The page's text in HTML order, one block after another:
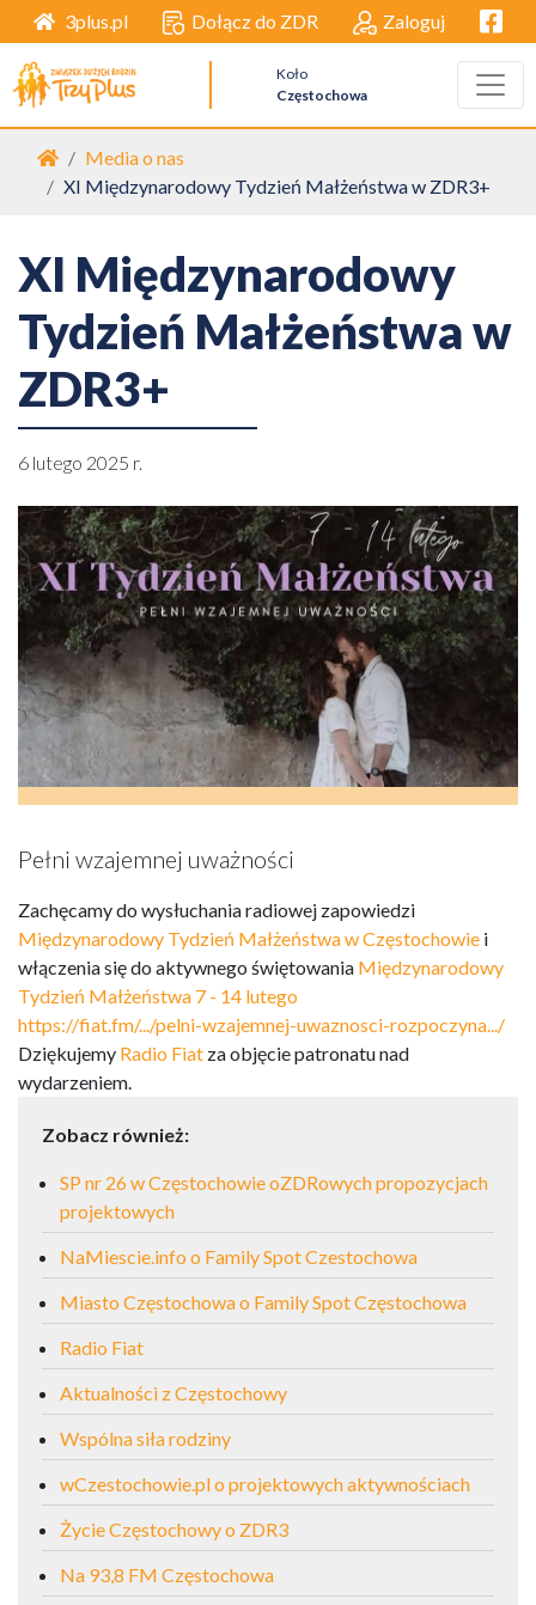
3plus.pl Dołącz do ZDR Zaloguj
Koło
Częstochowa
Strona główna
Media o nas
XI Międzynarodowy Tydzień Małżeństwa w ZDR3+
XI Międzynarodowy
Tydzień Małżeństwa w
ZDR3+
6 lutego 2025 r.
Pełni wzajemnej uważności
Zachęcamy do wysłuchania radiowej zapowiedzi
Międzynarodowy Tydzień Małżeństwa w Częstochowie i
włączenia się do aktywnego świętowania Międzynarodowy
Tydzień Małżeństwa 7 - 14 lutego
https://fiat.fm/.../pelni-wzajemnej-uwaznosci-rozpoczyna.../
Dziękujemy Radio Fiat za objęcie patronatu nad
wydarzeniem.
Zobacz również:
SP nr 26 w Częstochowie oZDRowych propozycjach
projektowych
NaMiescie.info o Family Spot Czestochowa
Miasto Częstochowa o Family Spot Częstochowa
Radio Fiat
Aktualności z Częstochowy
Wspólna siła rodziny
wCzestochowie.pl o projektowych aktywnościach
Życie Częstochowy o ZDR3
Na 93,8 FM Częstochowa